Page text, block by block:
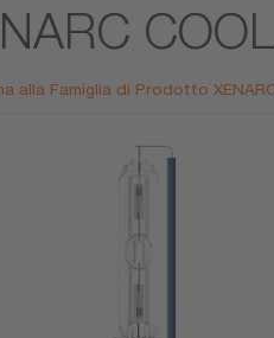
alla Famiglia di Prodotto